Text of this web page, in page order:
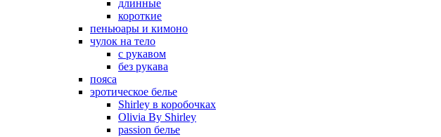
длинные
короткие
пеньюары и кимоно
чулок на тело
с рукавом
без рукава
пояса
эротическое белье
Shirley в коробочках
Olivia By Shirley
passion белье